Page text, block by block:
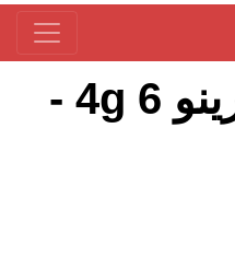
مميزات اوبو رينو 6 4g -